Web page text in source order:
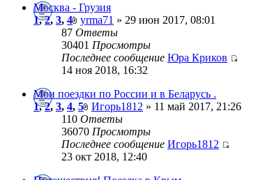
Москва - Грузия
1,2, 3, 4 yrma71 » 29 июн 2017, 08:01
87 Ответы
30401 Просмотры
Последнее сообщение Юра Криков
14 ноя 2018, 16:32
Мои поездки по России и в Беларусь .
1,2, 3, 4, 5 Игорь1812 » 11 май 2017, 21:26
110 Ответы
36070 Просмотры
Последнее сообщение Игорь1812
23 окт 2018, 12:40